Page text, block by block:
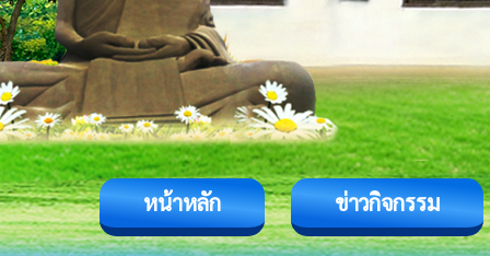
หน้าหลัก ข่าวกิจกรรม